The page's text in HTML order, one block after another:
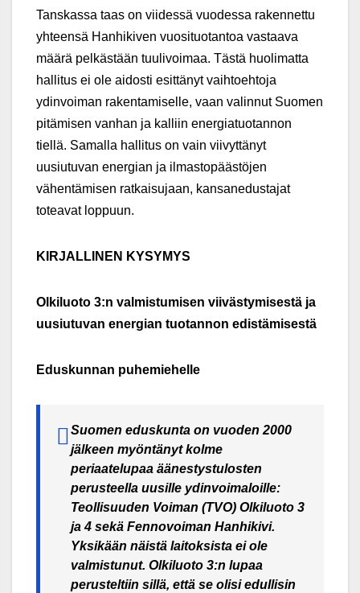
Tanskassa taas on viidessä vuodessa rakennettu
yhteensä Hanhikiven vuosituotantoa vastaava
määrä pelkästään tuulivoimaa. Tästä huolimatta
hallitus ei ole aidosti esittänyt vaihtoehtoja
ydinvoiman rakentamiselle, vaan valinnut Suomen
pitämisen vanhan ja kalliin energiatuotannon
tiellä. Samalla hallitus on vain viivyttänyt
uusiutuvan energian ja ilmastopäästöjen
vähentämisen ratkaisujaan, kansanedustajat
toteavat loppuun.
KIRJALLINEN KYSYMYS
Olkiluoto 3:n valmistumisen viivästymisestä ja
uusiutuvan energian tuotannon edistämisestä
Eduskunnan puhemiehelle
Suomen eduskunta on vuoden 2000
jälkeen myöntänyt kolme
periaatelupaa äänestystulosten
perusteella uusille ydinvoimaloille:
Teollisuuden Voiman (TVO) Olkiluoto 3
ja 4 sekä Fennovoiman Hanhikivi.
Yksikään näistä laitoksista ei ole
valmistunut. Olkiluoto 3:n lupaa
perusteltiin sillä, että se olisi edullisin